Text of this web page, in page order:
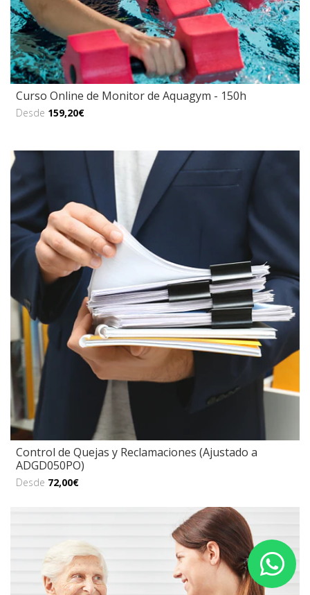
Curso Online de Monitor de Aquagym - 150h
Desde 159,20€
Control de Quejas y Reclamaciones (Ajustado a
ADGD050PO)
Desde 72,00€